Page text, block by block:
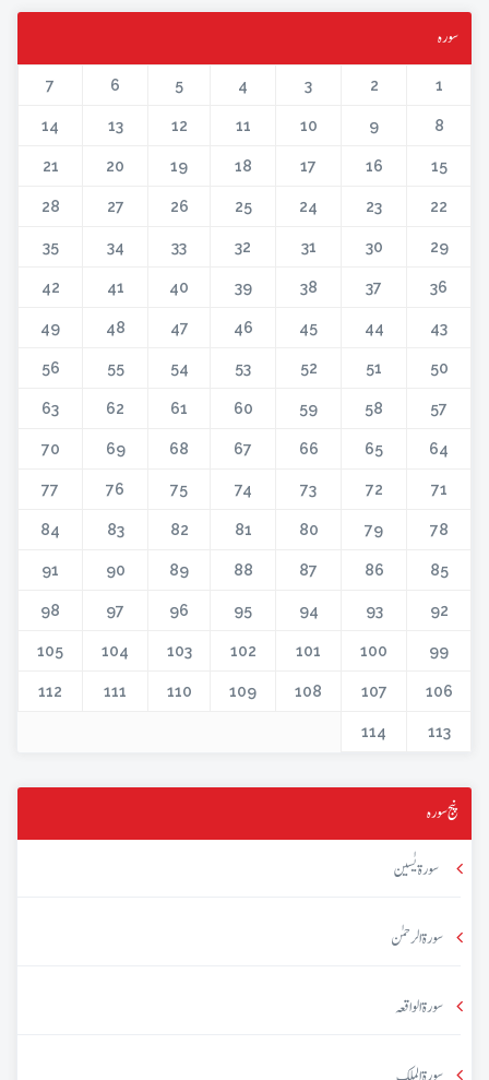
سورہ
1
2
3
4
5
6
7
8
9
10
11
12
13
14
15
16
17
18
19
20
21
22
23
24
25
26
27
28
29
30
31
32
33
34
35
36
37
38
39
40
41
42
43
44
45
46
47
48
49
50
51
52
53
54
55
56
57
58
59
60
61
62
63
64
65
66
67
68
69
70
71
72
73
74
75
76
77
78
79
80
81
82
83
84
85
86
87
88
89
90
91
92
93
94
95
96
97
98
99
100
101
102
103
104
105
106
107
108
109
110
111
112
113
114
پنج سورہ
سورۃ یٰسین
سورۃ الرحمٰن
سورۃ الواقعہ